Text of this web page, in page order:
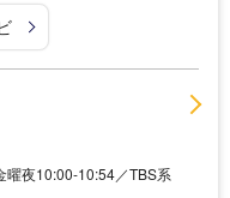
夜10:00-10:54／TBS系